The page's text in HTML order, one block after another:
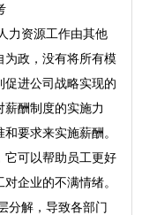
力资源工作由其他
为政，没有将所有模
促进公司战略实现的
酬制度的实施力
要求来实施薪酬。
它可以帮助员工更好
企业的不满情绪。
分解，导致各部门